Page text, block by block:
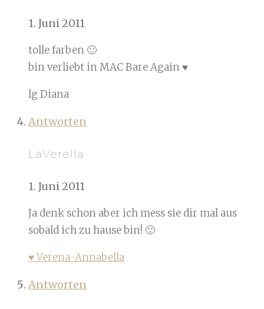
1. Juni 2011
tolle farben 🙂
bin verliebt in MAC Bare Again ♥
lg Diana
Antworten
LaVerella
1. Juni 2011
Ja denk schon aber ich mess sie dir mal aus
sobald ich zu hause bin! 🙂
♥ Verena-Annabella
Antworten